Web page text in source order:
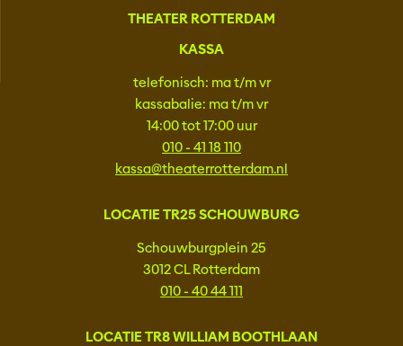
THEATER ROTTERDAM
KASSA
telefonisch: ma t/m vr
kassabalie: ma t/m vr
14:00 tot 17:00 uur
010 - 41 18 110
kassa@theaterrotterdam.nl
LOCATIE TR25 SCHOUWBURG
Schouwburgplein 25
3012 CL Rotterdam
010 - 40 44 111
LOCATIE TR8 WILLIAM BOOTHLAAN